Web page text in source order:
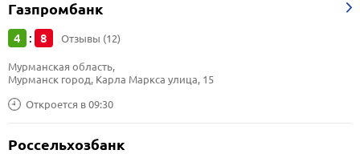
Газпромбанк
4 : 8 Отзывы (12)
Откроется в 09:30
Мурманская область,
Мурманск город, Карла Маркса улица, 15
Россельхозбанк